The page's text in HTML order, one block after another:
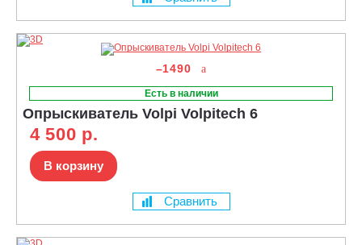
–1490
Есть в наличии
Опрыскиватель Volpi Volpitech 6
4 500 р.
В корзину
Сравнить